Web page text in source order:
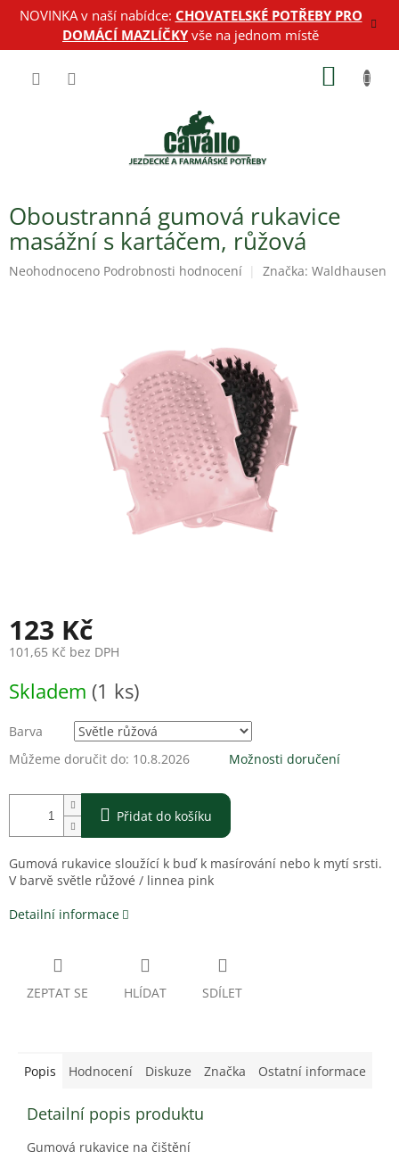
PřejítNOVINKA v naší nabídce: CHOVATELSKÉ POTŘEBY PRO
DOMÁCÍ MAZLÍČKYvše na jednom místě
Oboustranná gumová rukavice
masážní s kartáčem, růžová
Průměrné
Neohodnoceno Podrobnosti hodnocení Značka: Waldhausen
123 Kč
101,65 Kč bez DPH
cena:
Skladem (1 ks)
Barva
Můžeme doručit do: 10.8.2026 Možnosti doručení
Přidat do košíku
Gumová rukavice sloužící k buď k masírování nebo k mytí srsti.
V barvě světle růžové / linnea pink
Detailní informace
ZEPTAT SE HLÍDAT SDÍLET
Popis Hodnocení Diskuze Značka Ostatní informace
Detailní popis produktu
Gumová rukavice na čištění